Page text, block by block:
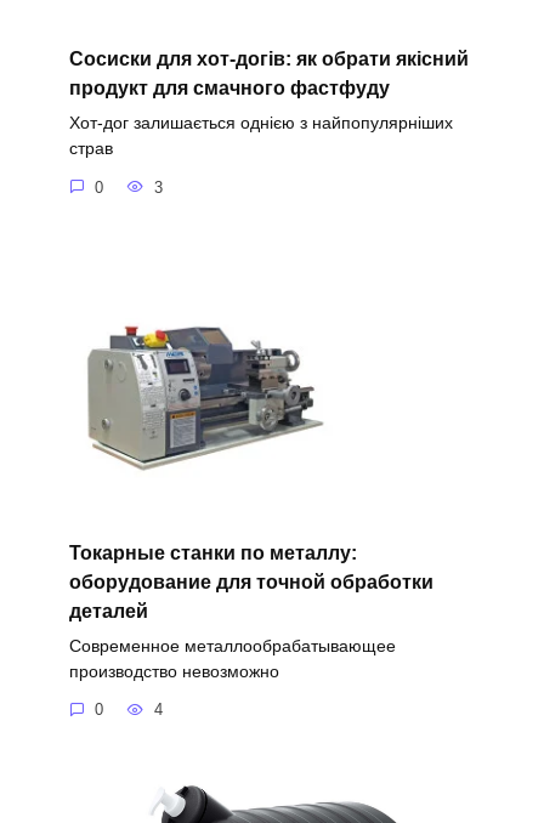
Сосиски для хот-догів: як обрати якісний
продукт для смачного фастфуду
Хот-дог залишається однією з найпопулярніших
страв
0 3
Токарные станки по металлу:
оборудование для точной обработки
деталей
Современное металлообрабатывающее
производство невозможно
0 4